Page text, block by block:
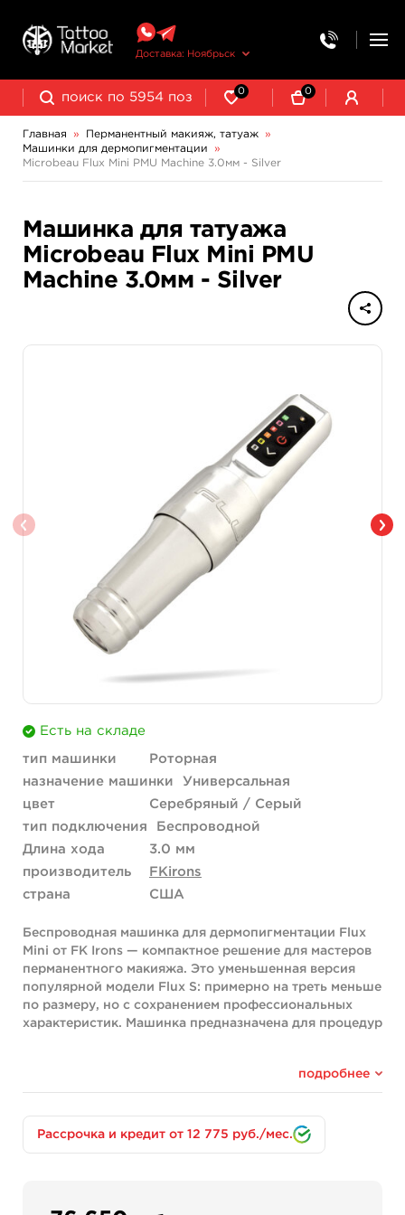
Доставка: Ноябрьск
0 0
Главная » Перманентный макияж, татуаж
»
Машинки для дермопигментации
»
Microbeau Flux Mini PMU Machine 3.0мм - Silver
Машинка для татуажа
Microbeau Flux Mini PMU
Machine 3.0мм - Silver
Есть на складе
тип машинки
Роторная
назначение машинки
Универсальная
цвет
Серебряный / Серый
тип подключения
Беспроводной
Длина хода
3.0 мм
производитель
FKirons
страна
США
Беспроводная машинка для дермопигментации Flux
Mini от FK Irons — компактное решение для мастеров
перманентного макияжа. Это уменьшенная версия
популярной модели Flux S: примерно на треть меньше
по размеру, но с сохранением профессиональных
характеристик. Машинка предназначена для процедур
3.0мм оптимален для чёткого контура и насыщенного
покраса. Съёмный аккумулятор позволяет
продолжить работу без паузы — достаточно заменить
разрядившийся блок на заряженный.
подробнее
Рассрочка и кредит от 12 775 руб./мес.